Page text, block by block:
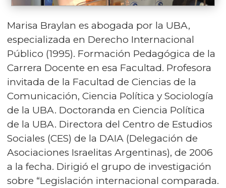
Marisa Braylan es abogada por la UBA,
especializada en Derecho Internacional
Público (1995). Formación Pedagógica de la
Carrera Docente en esa Facultad. Profesora
invitada de la Facultad de Ciencias de la
Comunicación, Ciencia Política y Sociología
de la UBA. Doctoranda en Ciencia Política
de la UBA. Directora del Centro de Estudios
Sociales (CES) de la DAIA (Delegación de
Asociaciones Israelitas Argentinas), de 2006
a la fecha. Dirigió el grupo de investigación
sobre “Legislación internacional comparada.